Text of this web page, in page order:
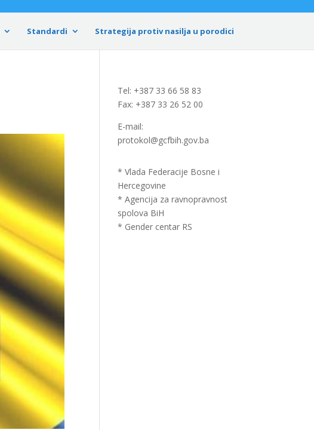
Standardi Strategija protiv nasilja u porodici
Tel: +387 33 66 58 83
Fax: +387 33 26 52 00
E-mail:
protokol@gcfbih.gov.ba
* Vlada Federacije Bosne i
Hercegovine
* Agencija za ravnopravnost
spolova BiH
* Gender centar RS